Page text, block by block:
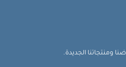
ومنتجاتنا الجديدة.